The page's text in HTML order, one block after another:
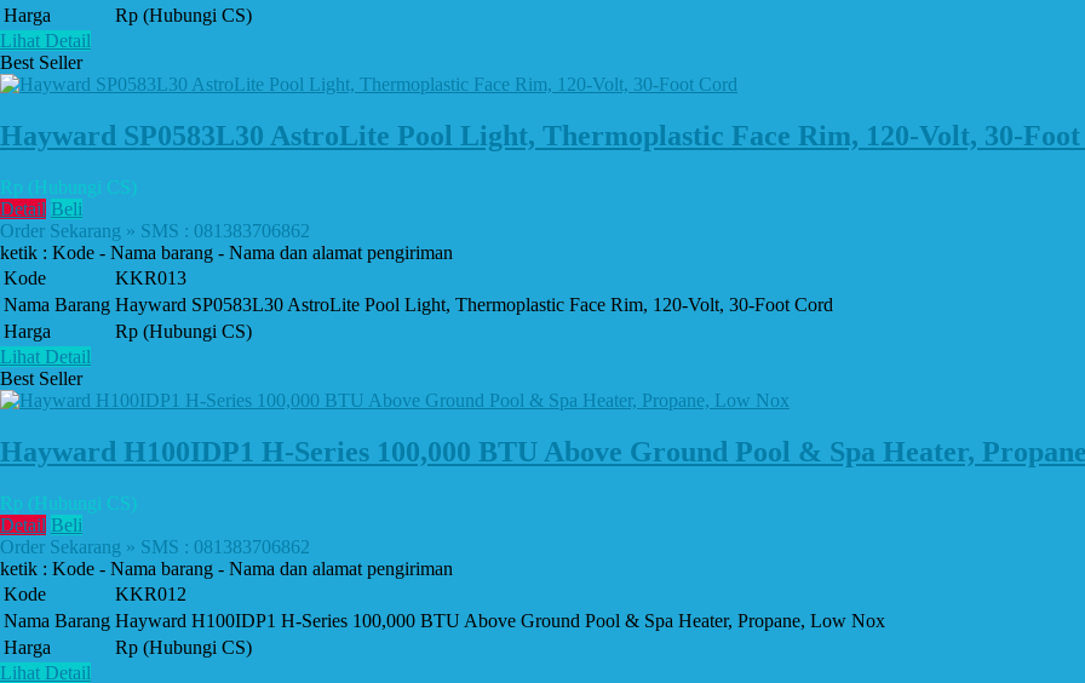
Harga
Rp (Hubungi CS)
Lihat Detail
Best Seller
Hayward SP0583L30 AstroLite Pool Light, Thermoplastic Face Rim, 120-Volt, 30-
Rp (Hubungi CS)
Detail Beli
Order Sekarang » SMS : 081383706862
ketik : Kode - Nama barang - Nama dan alamat pengiriman
Kode
KKR013
Nama Barang Hayward SP0583L30 AstroLite Pool Light, Thermoplastic Face Rim, 120-Volt, 30-Foot Cord
Harga
Rp (Hubungi CS)
Lihat Detail
Best Seller
Hayward H100IDP1 H-Series 100,000 BTU Above Ground Pool & Spa Heater,
Rp (Hubungi CS)
Detail Beli
Order Sekarang » SMS : 081383706862
ketik : Kode - Nama barang - Nama dan alamat pengiriman
Kode
KKR012
Nama Barang Hayward H100IDP1 H-Series 100,000 BTU Above Ground Pool & Spa Heater, Propane, Low Nox
Harga
Rp (Hubungi CS)
Lihat Detail